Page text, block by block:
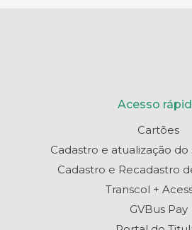
Acesso
Cartões
Cadastro e atualização do
Cadastro e Recadastro
Transcol +
GVBus Pay